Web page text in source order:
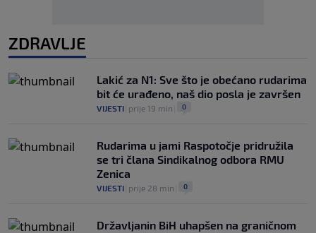
ZDRAVLJE
Lakić za N1: Sve što je obećano rudarima
bit će urađeno, naš dio posla je završen
VIJESTI prije 19 min 0
Rudarima u jami Raspotočje pridružila
se tri člana Sindikalnog odbora RMU
Zenica
VIJESTI prije 28 min 0
Državljanin BiH uhapšen na graničnom